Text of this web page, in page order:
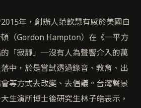
年，創辦人范欽慧有感於美國自
（Gordon Hampton）在《一平方
「寂靜」─沒有人為聲響介入的萬
中，於是嘗試透過錄音、教育、出
等方式去改變、去倡議。台灣聲景
生演所博士後研究生林子皓表示，